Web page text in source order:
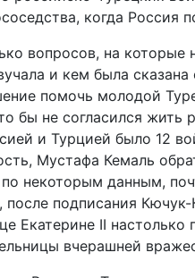
когда Россия
вопросов, на
и кем была
помочь молодой
бы не согласился жить
и Турцией было 12
Мустафа Кемаль
по некоторым данным,
после подписания
Екатерине II
вчерашней